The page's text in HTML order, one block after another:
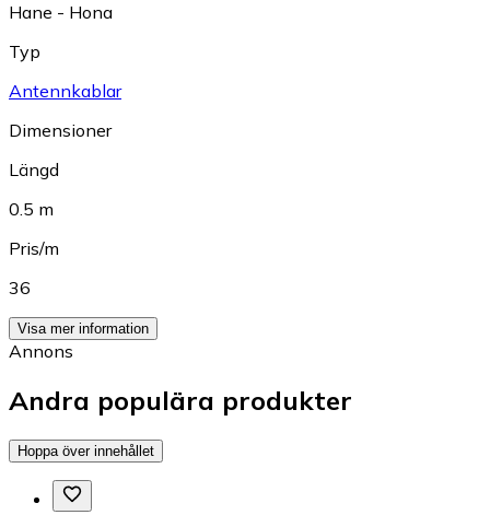
Hane - Hona
Typ
Antennkablar
Dimensioner
Längd
0.5 m
Pris/m
36
Visa mer information
Annons
Andra populära produkter
Hoppa över innehållet